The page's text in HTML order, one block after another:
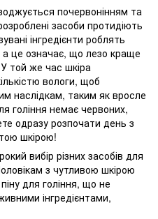
почервонінням та
засоби протидіють
інгредієнти роблять
це означає, що лезо краще
той же час шкіра
вологи, щоб
наслідкам, таким як вросле
гоління немає червоних,
одразу розпочати день з
шкірою!
вибір різних засобів для
з чутливою шкірою
для гоління, що не
інгредієнтами,